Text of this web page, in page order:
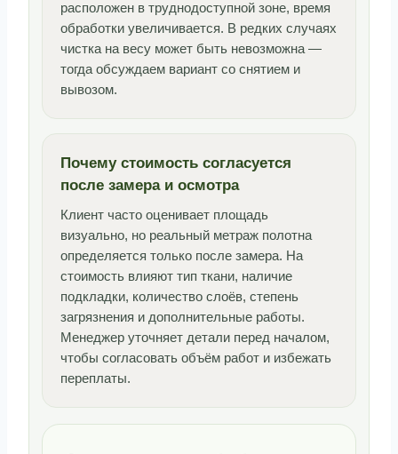
расположен в труднодоступной зоне, время
обработки увеличивается. В редких случаях
чистка на весу может быть невозможна —
тогда обсуждаем вариант со снятием и
вывозом.
Почему стоимость согласуется
после замера и осмотра
Клиент часто оценивает площадь
визуально, но реальный метраж полотна
определяется только после замера. На
стоимость влияют тип ткани, наличие
подкладки, количество слоёв, степень
загрязнения и дополнительные работы.
Менеджер уточняет детали перед началом,
чтобы согласовать объём работ и избежать
переплаты.